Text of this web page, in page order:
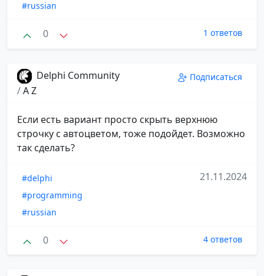
#russian
0 1 ответов
Delphi Community
/A Z
Подписаться
Если есть вариант просто скрыть верхнюю
строчку с автоцветом, тоже подойдет. Возможно
так сделать?
#delphi
#programming
#russian
21.11.2024
0 4 ответов